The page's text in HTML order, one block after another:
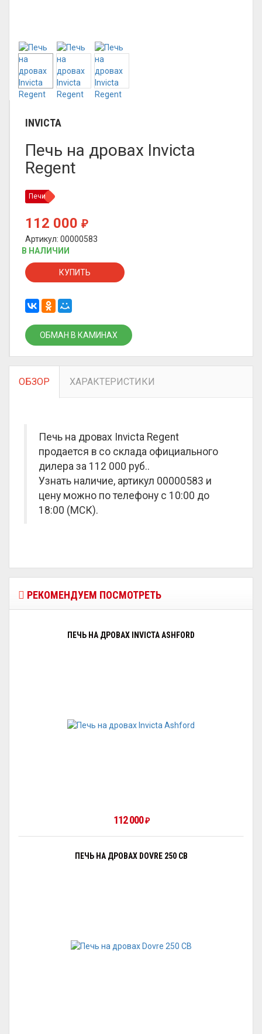
INVICTA
Печь на дровах Invicta
Regent
Печи
112 000 ₽
Артикул: 00000583
В НАЛИЧИИ
КУПИТЬ
ОБМАН В КАМИНАХ
ОБЗОР ХАРАКТЕРИСТИКИ
Печь на дровах Invicta Regent
продается в со склада официального
дилера за 112 000 руб..
Узнать наличие, артикул 00000583 и
цену можно по телефону с 10:00 до
18:00 (МСК).
РЕКОМЕНДУЕМ ПОСМОТРЕТЬ
ПЕЧЬ НА ДРОВАХ INVICTA ASHFORD
112 000 ₽
ПЕЧЬ НА ДРОВАХ DOVRE 250 CB